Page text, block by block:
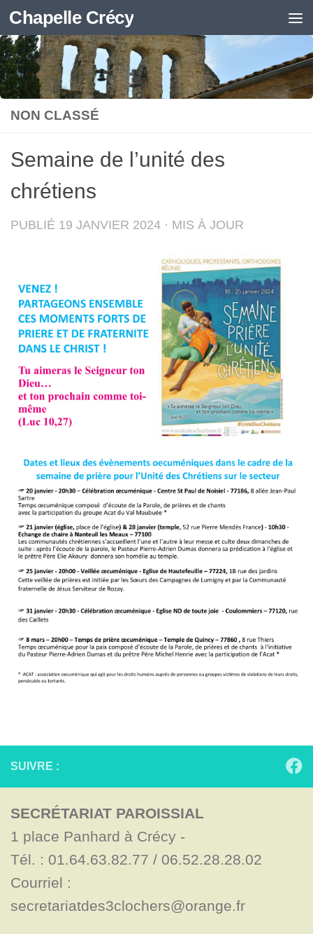
Skip to content
Chapelle Crécy
NON CLASSÉ
Semaine de l’unité des
chrétiens
PUBLIÉ 19 JANVIER 2024 · MIS À JOUR
SUIVRE :
SECRÉTARIAT PAROISSIAL
1 place Panhard à Crécy -
Tél. : 01.64.63.82.77 / 06.52.28.28.02
Courriel :
secretariatdes3clochers@orange.fr